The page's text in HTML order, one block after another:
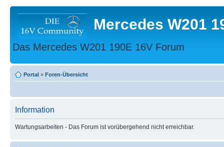
Mercedes W201
Das Mercedes W201 190E 16V Forum
Portal » Foren-Übersicht
Information
Wartungsarbeiten - Das Forum ist vorübergehend nicht erreichbar.